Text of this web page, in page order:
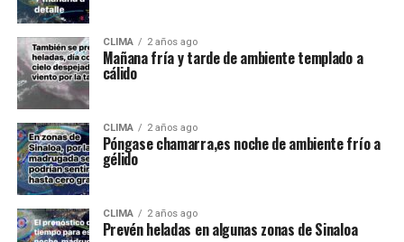
CLIMA 2 años ago
Mañana fría y tarde de ambiente templado a
cálido
CLIMA 2 años ago
Póngase chamarra,es noche de ambiente frío a
gélido
CLIMA 2 años ago
Prevén heladas en algunas zonas de Sinaloa